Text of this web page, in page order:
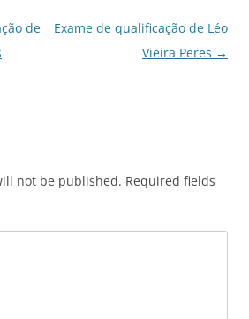
de
Exame de qualificação de Léo
Vieira Peres →
not be published. Required fields